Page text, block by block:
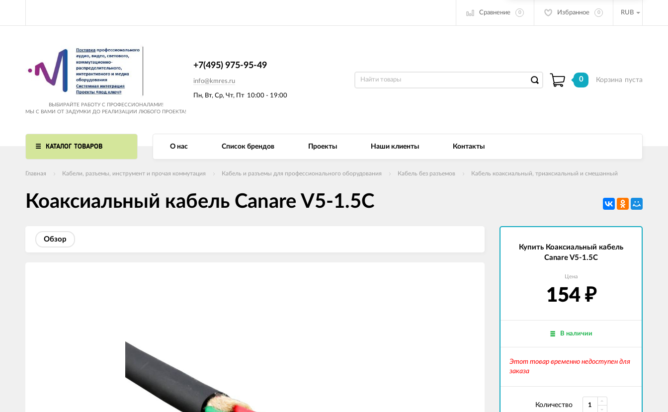
Сравнение 0 Избранное 0 RUB
ВЫБИРАЙТЕ РАБОТУ С ПРОФЕССИОНАЛАМИ!
МЫ С ВАМИ ОТ ЗАДУМКИ ДО РЕАЛИЗАЦИИ ЛЮБОГО ПРОЕКТА!
Пн, Вт, Ср, Чт, Пт 10:00 - 19:00
+7(495) 975-95-49
info@kmres.ru 0 Корзина пуста
КАТАЛОГ ТОВАРОВ О нас Список брендов Проекты Наши клиенты Контакты
Главная Кабели, разъемы, инструмент и прочая коммутация Кабель и разъемы для профессионального оборудования Кабель без разъемов Кабель коаксиальный, триаксиальный и смешанный
Коаксиальный кабель Canare V5-1.5C
Обзор
Купить Коаксиальный кабель
Canare V5-1.5C
Цена
154 ₽
В наличии
Этот товар временно недоступен для
заказа
Количество